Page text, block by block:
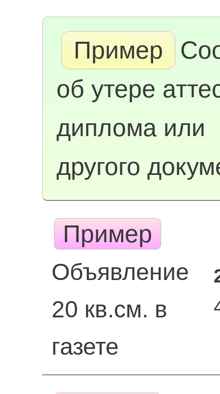
Пример
об утере
диплома или
другого
Пример
Объявление
20 кв.см. в
газете